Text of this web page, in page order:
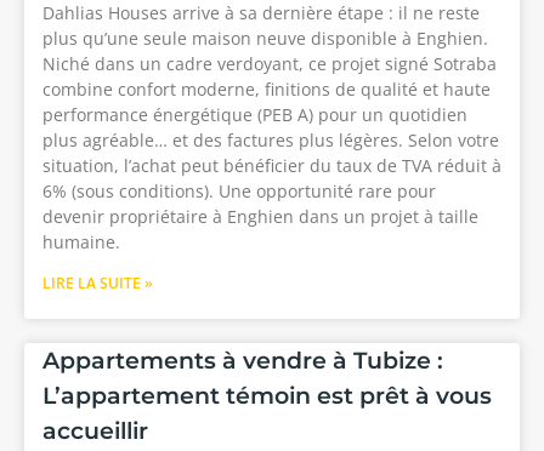
Dahlias Houses arrive à sa dernière étape : il ne reste
plus qu’une seule maison neuve disponible à Enghien.
Niché dans un cadre verdoyant, ce projet signé Sotraba
combine confort moderne, finitions de qualité et haute
performance énergétique (PEB A) pour un quotidien
plus agréable… et des factures plus légères. Selon votre
situation, l’achat peut bénéficier du taux de TVA réduit à
6% (sous conditions). Une opportunité rare pour
devenir propriétaire à Enghien dans un projet à taille
humaine.
LIRE LA SUITE »
Appartements à vendre à Tubize :
L’appartement témoin est prêt à vous
accueillir